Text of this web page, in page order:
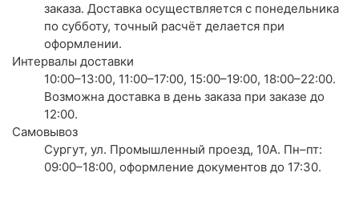
заказа. Доставка осуществляется с понедельника
по субботу, точный расчёт делается при
оформлении.
Интервалы доставки
10:00–13:00, 11:00–17:00, 15:00–19:00, 18:00–22:00.
Возможна доставка в день заказа при заказе до
12:00.
Самовывоз
Сургут, ул. Промышленный проезд, 10А. Пн–пт:
09:00–18:00, оформление документов до 17:30.